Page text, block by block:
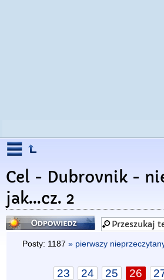
Cel - Dubrovnik -
jak...cz. 2
Odpowiedz
Posty: 1187 » pierwszy
23 24 25 26